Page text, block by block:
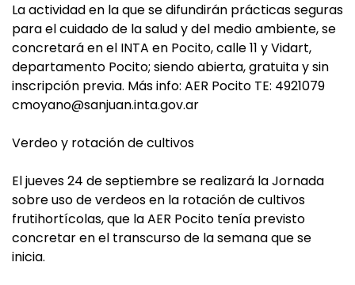
La actividad en la que se difundirán prácticas seguras
para el cuidado de la salud y del medio ambiente, se
concretará en el INTA en Pocito, calle 11 y Vidart,
departamento Pocito; siendo abierta, gratuita y sin
inscripción previa. Más info: AER Pocito TE: 4921079
cmoyano@sanjuan.inta.gov.ar
Verdeo y rotación de cultivos
El jueves 24 de septiembre se realizará la Jornada
sobre uso de verdeos en la rotación de cultivos
frutihortícolas, que la AER Pocito tenía previsto
concretar en el transcurso de la semana que se
inicia.